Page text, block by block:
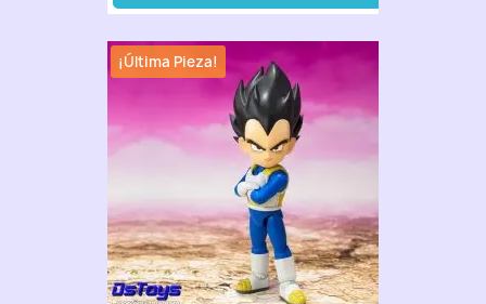
¡Última Pieza!